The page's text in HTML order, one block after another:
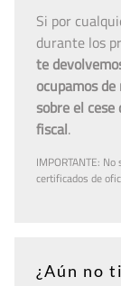
Si por
durante los
te
ocupamos
sobre el
fiscal.
IMPORTANTE:
certificados de
¿Aún no